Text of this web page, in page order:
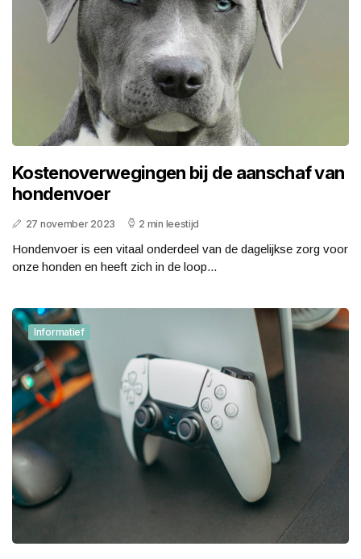
Kostenoverwegingen bij de aanschaf van
hondenvoer
27 november 2023 2 min leestijd
Hondenvoer is een vitaal onderdeel van de dagelijkse zorg voor
onze honden en heeft zich in de loop...
Informatief